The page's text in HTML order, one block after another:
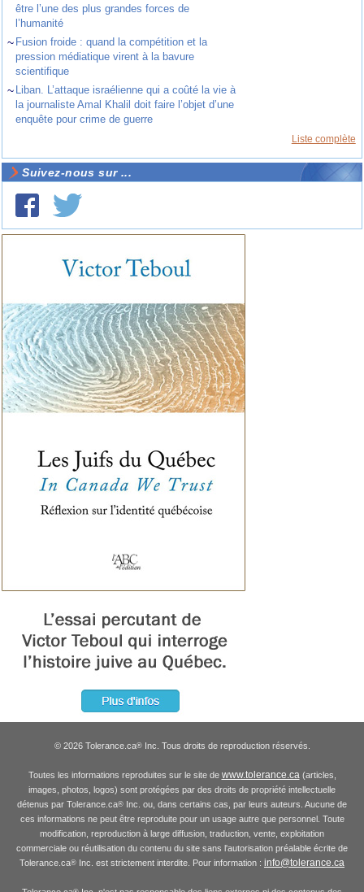
être l’une des plus grandes forces de
l’humanité
~ Fusion froide : quand la compétition et la
pression médiatique virent à la bavure
scientifique
~ Liban. L’attaque israélienne qui a coûté la vie à
la journaliste Amal Khalil doit faire l’objet d’une
enquête pour crime de guerre
Liste complète
Suivez-nous sur ...
© 2026 Tolerance.ca®Inc. Tous droits de reproduction réservés.
Toutes les informations reproduites sur le site de www.tolerance.ca(articles,
images, photos, logos) sont protégées par des droits de propriété intellectuelle
détenus par Tolerance.ca® Inc. ou, dans certains cas, par leurs auteurs. Aucune de
ces informations ne peut être reproduite pour un usage autre que personnel. Toute
modification, reproduction à large diffusion, traduction, vente, exploitation
commerciale ou réutilisation du contenu du site sans l'autorisation préalable écrite de
Tolerance.ca® Inc. est strictement interdite. Pour information : info@tolerance.ca